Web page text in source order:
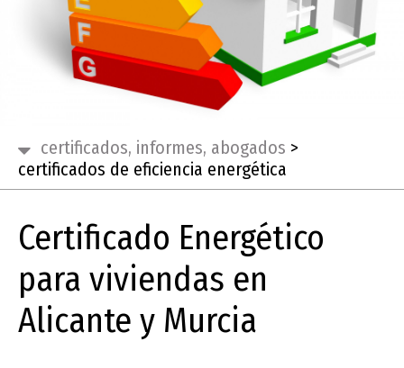
certificados, informes, abogados >
certificados de eficiencia energética
Certificado Energético
para viviendas en
Alicante y Murcia